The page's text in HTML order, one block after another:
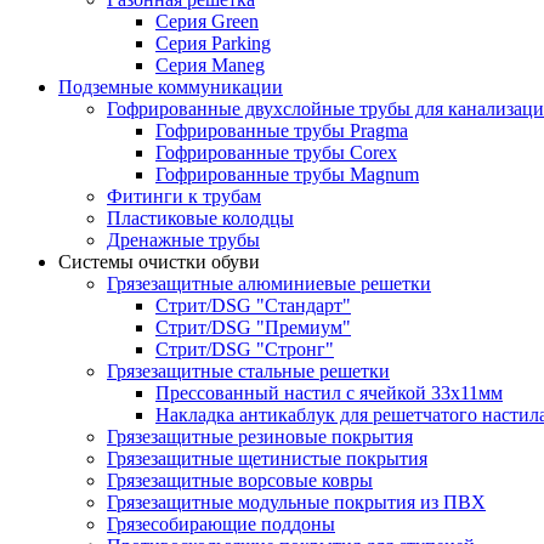
Серия Green
Серия Parking
Серия Maneg
Подземные коммуникации
Гофрированные двухслойные трубы для
Гофрированные трубы Pragma
Гофрированные трубы Corex
Гофрированные трубы Magnum
Фитинги к трубам
Пластиковые колодцы
Дренажные трубы
Системы очистки обуви
Грязезащитные алюминиевые решетки
Стрит/DSG "Стандарт"
Стрит/DSG "Премиум"
Стрит/DSG "Стронг"
Грязезащитные стальные решетки
Прессованный настил с ячейкой 33х11мм
Накладка антикаблук для решетчатого
Грязезащитные резиновые покрытия
Грязезащитные щетинистые покрытия
Грязезащитные ворсовые ковры
Грязезащитные модульные покрытия из ПВХ
Грязесобирающие поддоны